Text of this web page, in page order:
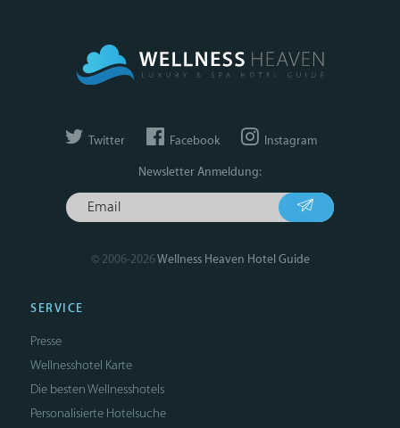
Twitter Facebook Instagram
Newsletter Anmeldung:
© 2006-2026Wellness Heaven Hotel Guide
SERVICE
Presse
Wellnesshotel Karte
Die besten Wellnesshotels
Personalisierte Hotelsuche